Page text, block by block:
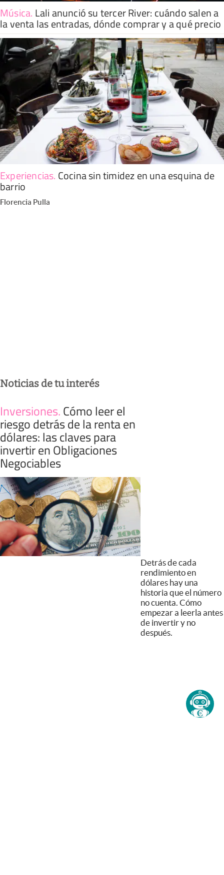
Música. Lali anunció su tercer River: cuándo salen a
la venta las entradas, dónde comprar y a qué precio
Experiencias. Cocina sin timidez en una esquina de
barrio
Florencia Pulla
Noticias de tu interés
Inversiones.Cómo leer el
riesgo detrás de la renta en
dólares: las claves para
invertir en Obligaciones
Negociables
Detrás de cada
rendimiento en
dólares hay una
historia que el número
no cuenta. Cómo
empezar a leerla antes
de invertir y no
después.